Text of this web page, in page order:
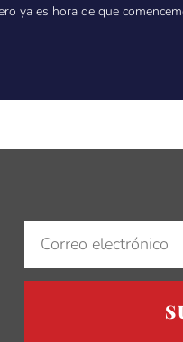
ya es hora de que